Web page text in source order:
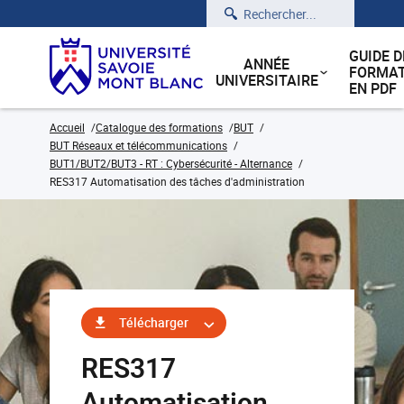
Rechercher
ANNÉE
UNIVERSITAIRE
GUIDE
EN PDF
Accueil Catalogue des formations
BUT
BUT Réseaux et télécommunications
BUT1/BUT2/BUT3 - RT : Cybersécurité - Alternance
RES317 Automatisation des tâches d'administration
Télécharger
RES317